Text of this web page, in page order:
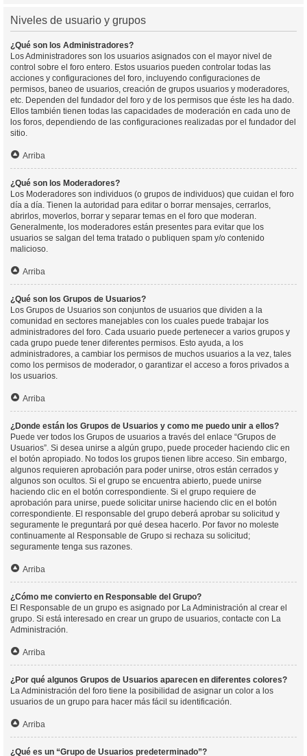
Niveles de usuario y grupos
¿Qué son los Administradores?
Los Administradores son los usuarios asignados con el mayor nivel de
control sobre el foro entero. Estos usuarios pueden controlar todas las
acciones y configuraciones del foro, incluyendo configuraciones de
permisos, baneo de usuarios, creación de grupos usuarios y moderadores,
etc. Dependen del fundador del foro y de los permisos que éste les ha dado.
Ellos también tienen todas las capacidades de moderación en cada uno de
los foros, dependiendo de las configuraciones realizadas por el fundador del
sitio.
Arriba
¿Qué son los Moderadores?
Los Moderadores son individuos (o grupos de individuos) que cuidan el foro
día a día. Tienen la autoridad para editar o borrar mensajes, cerrarlos,
abrirlos, moverlos, borrar y separar temas en el foro que moderan.
Generalmente, los moderadores están presentes para evitar que los
usuarios se salgan del tema tratado o publiquen spam y/o contenido
malicioso.
Arriba
¿Qué son los Grupos de Usuarios?
Los Grupos de Usuarios son conjuntos de usuarios que dividen a la
comunidad en sectores manejables con los cuales puede trabajar los
administradores del foro. Cada usuario puede pertenecer a varios grupos y
cada grupo puede tener diferentes permisos. Esto ayuda, a los
administradores, a cambiar los permisos de muchos usuarios a la vez, tales
como los permisos de moderador, o garantizar el acceso a foros privados a
los usuarios.
Arriba
¿Donde están los Grupos de Usuarios y como me puedo unir a ellos?
Puede ver todos los Grupos de usuarios a través del enlace “Grupos de
Usuarios”. Si desea unirse a algún grupo, puede proceder haciendo clic en
el botón apropiado. No todos los grupos tienen libre acceso. Sin embargo,
algunos requieren aprobación para poder unirse, otros están cerrados y
algunos son ocultos. Si el grupo se encuentra abierto, puede unirse
haciendo clic en el botón correspondiente. Si el grupo requiere de
aprobación para unirse, puede solicitar unirse haciendo clic en el botón
correspondiente. El responsable del grupo deberá aprobar su solicitud y
seguramente le preguntará por qué desea hacerlo. Por favor no moleste
continuamente al Responsable de Grupo si rechaza su solicitud;
seguramente tenga sus razones.
Arriba
¿Cómo me convierto en Responsable del Grupo?
El Responsable de un grupo es asignado por La Administración al crear el
grupo. Si está interesado en crear un grupo de usuarios, contacte con La
Administración.
Arriba
¿Por qué algunos Grupos de Usuarios aparecen en diferentes colores?
La Administración del foro tiene la posibilidad de asignar un color a los
usuarios de un grupo para hacer más fácil su identificación.
Arriba
¿Qué es un “Grupo de Usuarios predeterminado”?